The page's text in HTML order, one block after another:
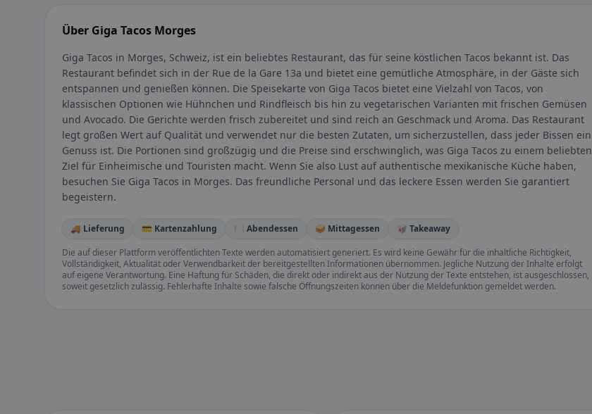
Über Giga Tacos Morges
Giga Tacos in Morges, Schweiz, ist ein beliebtes Restaurant, das für seine köstlichen Tacos bekannt ist. Das
Restaurant befindet sich in der Rue de la Gare 13a und bietet eine gemütliche Atmosphäre, in der Gäste sich
entspannen und genießen können. Die Speisekarte von Giga Tacos bietet eine Vielzahl von Tacos, von
klassischen Optionen wie Hühnchen und Rindfleisch bis hin zu vegetarischen Varianten mit frischen Gemüsen
und Avocado. Die Gerichte werden frisch zubereitet und sind reich an Geschmack und Aroma. Das Restaurant
legt großen Wert auf Qualität und verwendet nur die besten Zutaten, um sicherzustellen, dass jeder Bissen ein
Genuss ist. Die Portionen sind großzügig und die Preise sind erschwinglich, was Giga Tacos zu einem beliebten
Ziel für Einheimische und Touristen macht. Wenn Sie also Lust auf authentische mexikanische Küche haben,
besuchen Sie Giga Tacos in Morges. Das freundliche Personal und das leckere Essen werden Sie garantiert
begeistern.
🚚 Lieferung 💳 Kartenzahlung 🍽️ Abendessen 🥪 Mittagessen
🥡 Takeaway
Die auf dieser Plattform veröffentlichten Texte werden automatisiert generiert. Es wird keine Gewähr für die inhaltliche Richtigkeit,
Vollständigkeit, Aktualität oder Verwendbarkeit der bereitgestellten Informationen übernommen. Jegliche Nutzung der Inhalte erfolgt
auf eigene Verantwortung. Eine Haftung für Schäden, die direkt oder indirekt aus der Nutzung der Texte entstehen, ist ausgeschlossen,
soweit gesetzlich zulässig. Fehlerhafte Inhalte sowie falsche Öffnungszeiten können über die Meldefunktion gemeldet werden.